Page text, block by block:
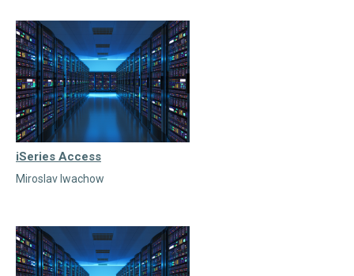
iSeries Access
Miroslav Iwachow